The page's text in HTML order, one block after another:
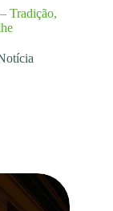
Tradição,